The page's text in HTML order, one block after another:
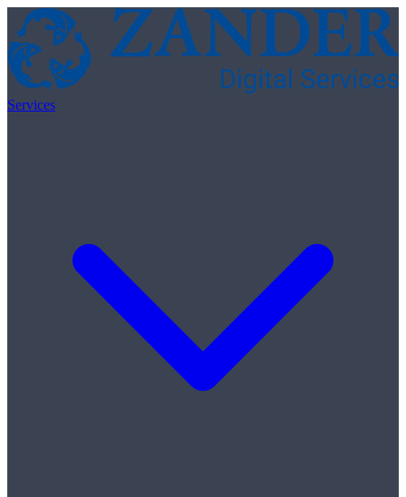
Skip to content
Services